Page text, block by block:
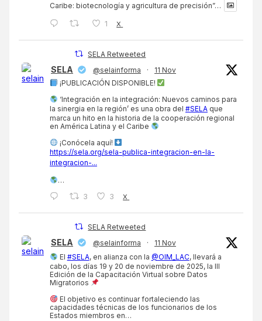
Caribe: biotecnología y agricultura de precisión”…
1 X
SELA Retweeted
SELA @selainforma ·
11 Nov
¡PUBLICACIÓN DISPONIBLE!
‘Integración en la integración: Nuevos caminos para
la sinergia en la región’ es una obra del #SELA que
marca un hito en la historia de la cooperación regional
en América Latina y el Caribe
¡Conócela aquí!
https://sela.org/sela-publica-integracion-en-la-
integracion-...
…
3
3 X
SELA Retweeted
SELA @selainforma ·
11 Nov
El #SELA, en alianza con la @OIM_LAC, llevará a
cabo, los días 19 y 20 de noviembre de 2025, la III
Edición de la Capacitación Virtual sobre Datos
Migratorios
El objetivo es continuar fortaleciendo las
capacidades técnicas de los funcionarios de los
Estados miembros en…